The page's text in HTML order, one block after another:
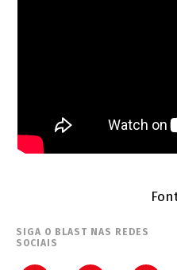
SIGA O BLAST NAS REDES
SOCIAIS